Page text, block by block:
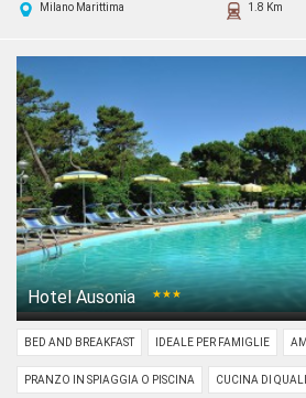
Milano Marittima 1.8 Km
Hotel Ausonia ★★★
BED AND BREAKFAST IDEALE PER FAMIGLIE
PRANZO IN SPIAGGIA O PISCINA CUCINA DI